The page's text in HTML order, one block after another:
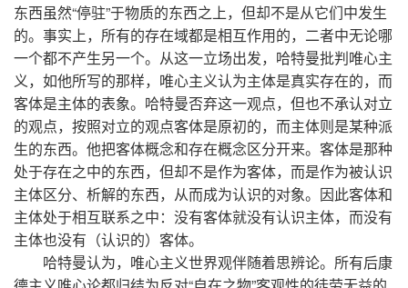
东西虽然“停驻”于物质的东西之上，但却不是从它们中发生
的。事实上，所有的存在域都是相互作用的，二者中无论哪
一个都不产生另一个。从这一立场出发，哈特曼批判唯心主
义，如他所写的那样，唯心主义认为主体是真实存在的，而
客体是主体的表象。哈特曼否弃这一观点，但也不承认对立
的观点，按照对立的观点客体是原初的，而主体则是某种派
生的东西。他把客体概念和存在概念区分开来。客体是那种
处于存在之中的东西，但却不是作为客体，而是作为被认识
主体区分、析解的东西，从而成为认识的对象。因此客体和
主体处于相互联系之中：没有客体就没有认识主体，而没有
主体也没有（认识的）客体。
哈特曼认为，唯心主义世界观伴随着思辨论。所有后康